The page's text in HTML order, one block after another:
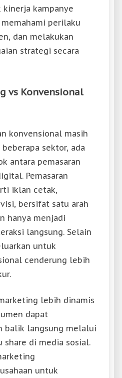
kinerja kampanye
memahami perilaku
dan melakukan
strategi secara
vs Konvensional
konvensional masih
sektor, ada
antara pemasaran
Pemasaran
iklan cetak,
bersifat satu arah
hanya menjadi
langsung. Selain
untuk
cenderung lebih
lebih dinamis
dapat
balik langsung melalui
share di media sosial.
untuk